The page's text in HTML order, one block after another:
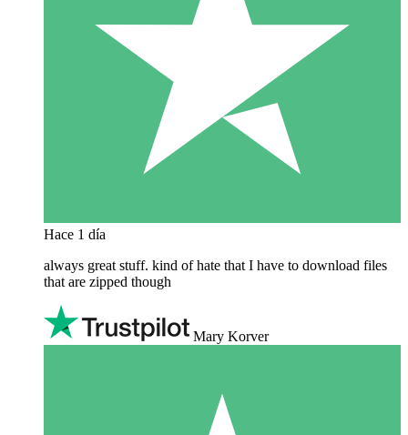
Hace 1 día
always great stuff. kind of hate that I have to download files
that are zipped though
Mary Korver